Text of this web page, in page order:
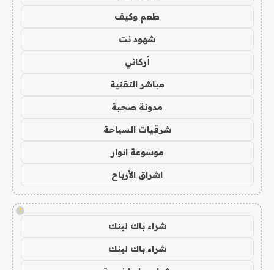
طعم وكيف
شهود نت
أركاني
مباشر التقنية
مدونة صحبة
شرقيات السياحة
موسوعة انوار
اشراق الأرباح
!
شراء باك لينك
شراء باك لينك